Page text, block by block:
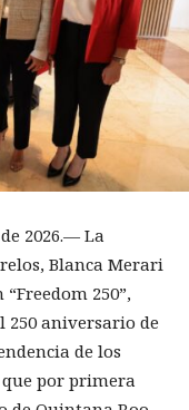
2026.— La
Blanca Merari
250”,
250 aniversario de
de los
por primera